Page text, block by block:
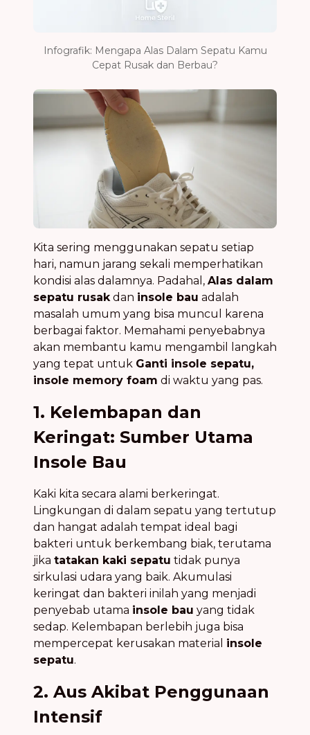
Infografik: Mengapa Alas Dalam Sepatu Kamu
Cepat Rusak dan Berbau?
Kita sering menggunakan sepatu setiap
hari, namun jarang sekali memperhatikan
kondisi alas dalamnya. Padahal, Alas dalam
sepatu rusak dan insole bau adalah
masalah umum yang bisa muncul karena
berbagai faktor. Memahami penyebabnya
akan membantu kamu mengambil langkah
yang tepat untuk Ganti insole sepatu,
insole memory foam di waktu yang pas.
1. Kelembapan dan
Keringat: Sumber Utama
Insole Bau
Kaki kita secara alami berkeringat.
Lingkungan di dalam sepatu yang tertutup
dan hangat adalah tempat ideal bagi
bakteri untuk berkembang biak, terutama
jika tatakan kaki sepatu tidak punya
sirkulasi udara yang baik. Akumulasi
keringat dan bakteri inilah yang menjadi
penyebab utama insole bau yang tidak
sedap. Kelembapan berlebih juga bisa
mempercepat kerusakan material insole
sepatu.
2. Aus Akibat Penggunaan
Intensif